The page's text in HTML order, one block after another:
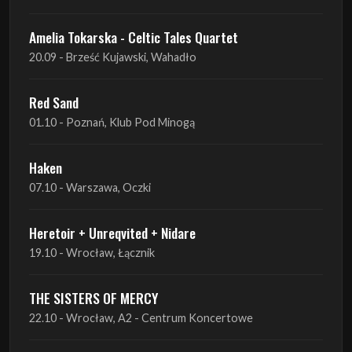
Amelia Tokarska - Celtic Tales Quartet
20.09 - Brześć Kujawski, Wahadło
Red Sand
01.10 - Poznań, Klub Pod Minogą
Haken
07.10 - Warszawa, Oczki
Heretoir + Unreqvited + Nidare
19.10 - Wrocław, Łącznik
THE SISTERS OF MERCY
22.10 - Wrocław, A2 - Centrum Koncertowe